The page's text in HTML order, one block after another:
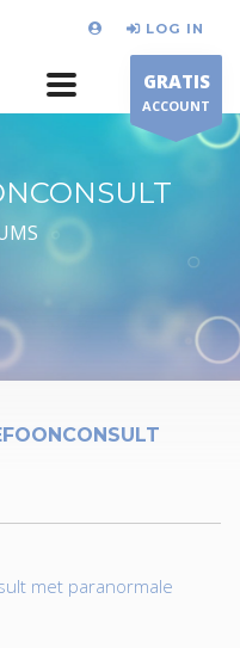
LOG IN
GRATIS
ACCOUNT
met paranormale